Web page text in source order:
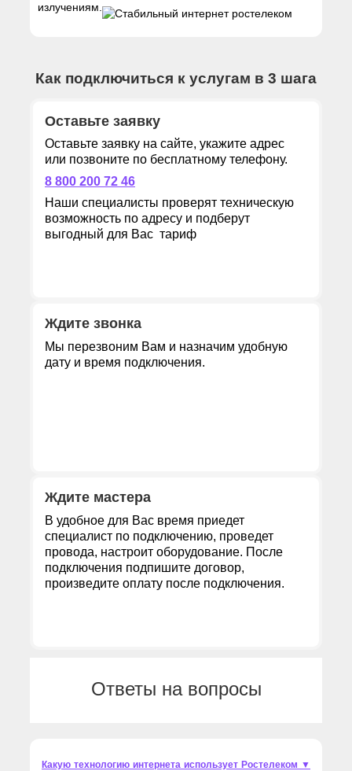
излучениям.
Как подключиться к услугам в 3 шага
Оставьте заявку
Оставьте заявку на сайте, укажите адрес
или позвоните по бесплатному телефону.
8 800 200 72 46
Наши специалисты проверят техническую
возможность по адресу и подберут
выгодный для Вас тариф
Ждите звонка
Мы перезвоним Вам и назначим удобную
дату и время подключения.
Ждите мастера
В удобное для Вас время приедет
специалист по подключению, проведет
провода, настроит оборудование. После
подключения подпишите договор,
произведите оплату после подключения.
Ответы на вопросы
Какую технологию интернета использует Ростелеком ▼